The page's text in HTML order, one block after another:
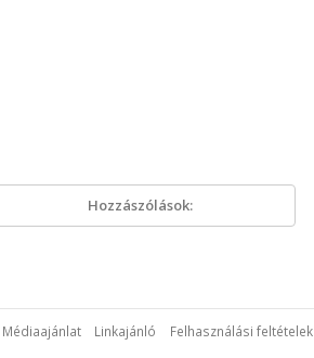
Hozzászólások:
Médiaajánlat Linkajánló Felhasználási feltételek